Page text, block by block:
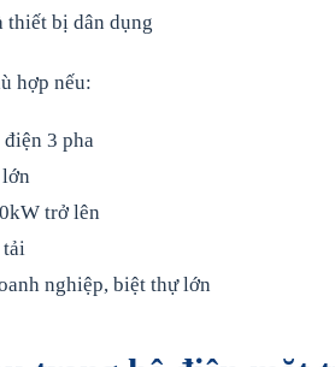
thiết bị dân dụng
hợp nếu:
3 pha
trở lên
tải
nghiệp, biệt thự lớn